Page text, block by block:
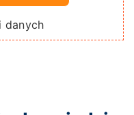
danych